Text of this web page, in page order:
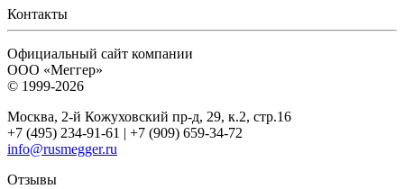
Контакты
Официальный сайт компании
ООО «Меггер»
© 1999-2026
Москва, 2-й Кожуховский пр-д, 29, к.2, стр.16
+7 (495) 234-91-61 | +7 (909) 659-34-72
info@rusmegger.ru
Отзывы